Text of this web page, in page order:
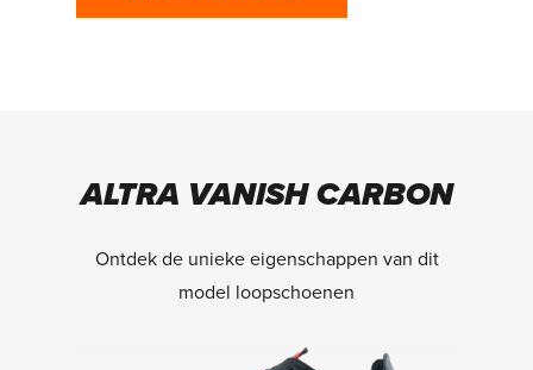
ALTRA VANISH CARBON
Ontdek de unieke eigenschappen van dit
model loopschoenen